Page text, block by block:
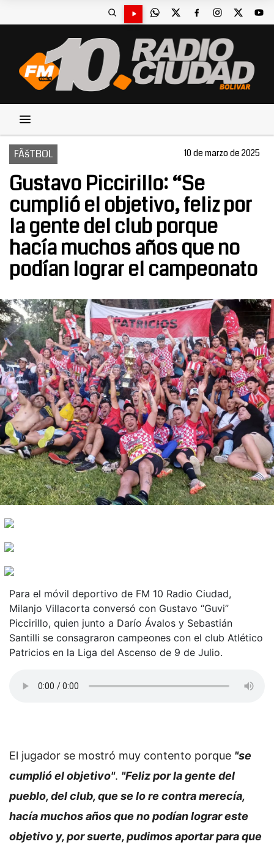
FÃšTBOL 10 de marzo de 2025
Gustavo Piccirillo: “Se
cumplió el objetivo, feliz por
la gente del club porque
hacía muchos años que no
podían lograr el campeonato
Para el móvil deportivo de FM 10 Radio Ciudad,
Milanjo Villacorta conversó con Gustavo “Guvi”
Piccirillo, quien junto a Darío Ávalos y Sebastián
Santilli se consagraron campeones con el club Atlético
Patricios en la Liga del Ascenso de 9 de Julio.
El jugador se mostró muy contento porque "se
cumplió el objetivo". "Feliz por la gente del
pueblo, del club, que se lo re contra merecía,
hacía muchos años que no podían lograr este
objetivo y, por suerte, pudimos aportar para que